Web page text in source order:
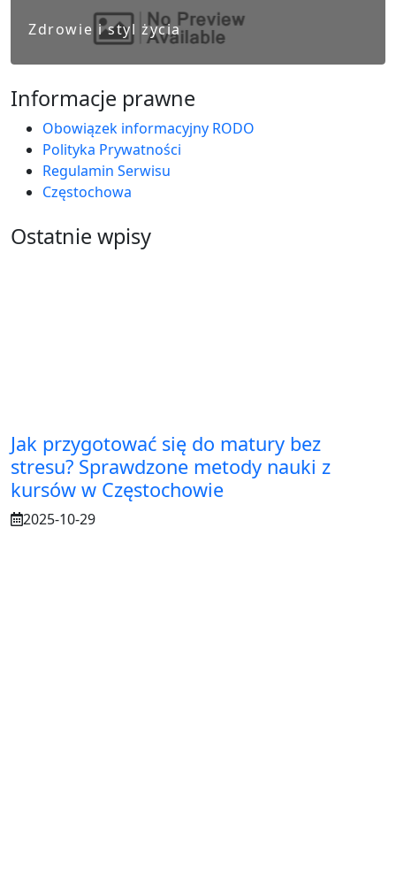
Zdrowie i styl życia
Informacje prawne
Obowiązek informacyjny RODO
Polityka Prywatności
Regulamin Serwisu
Częstochowa
Ostatnie wpisy
Jak przygotować się do matury bez
stresu? Sprawdzone metody nauki z
kursów w Częstochowie
2025-10-29